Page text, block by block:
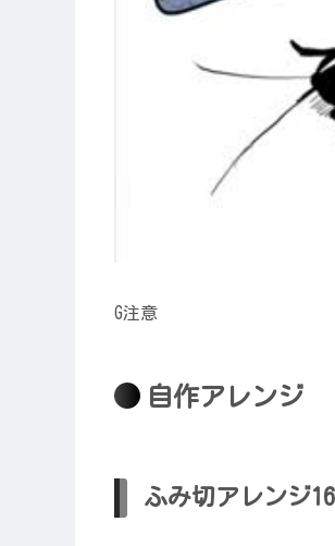
G注意
自作アレンジ
ふみ切アレンジ